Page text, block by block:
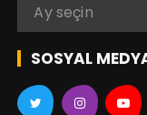
ş
i
v
Ay seçin
SOSYAL